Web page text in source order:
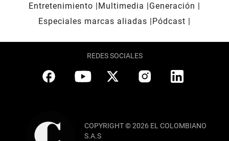
Entretenimiento
Multimedia
Generación
Especiales marcas aliadas
Pódcast
REDES SOCIALES
COPYRIGHT © 2026 EL COLOMBIANO
S.A.S